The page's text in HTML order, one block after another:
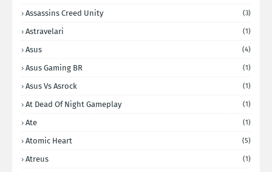
Assassins Creed Unity (3)
Astravelari (1)
Asus (4)
Asus Gaming BR (1)
Asus Vs Asrock (1)
At Dead Of Night Gameplay (1)
Ate (1)
Atomic Heart (5)
Atreus (1)